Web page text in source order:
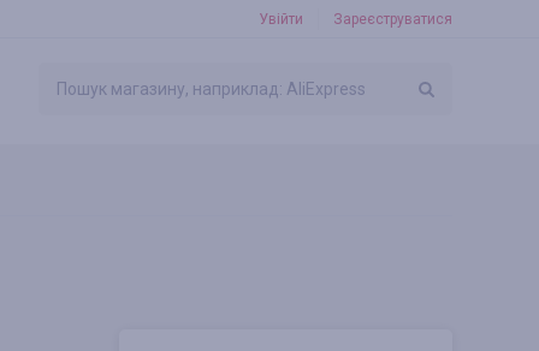
Увійти Зареєструватися